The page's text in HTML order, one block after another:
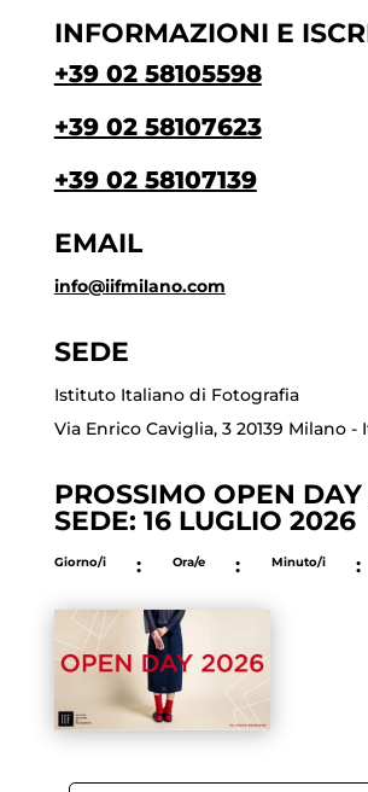
INFORMAZIONI E
+39 02 58105598
+39 02 58107623
+39 02 58107139
EMAIL
info@iifmilano.com
SEDE
Istituto Italiano di Fotografia
Via Enrico Caviglia, 3 20139 Milano -
PROSSIMO OPEN DAY
SEDE: 16 LUGLIO 2026
Giorno/i : Ora/e : Minuto/i :